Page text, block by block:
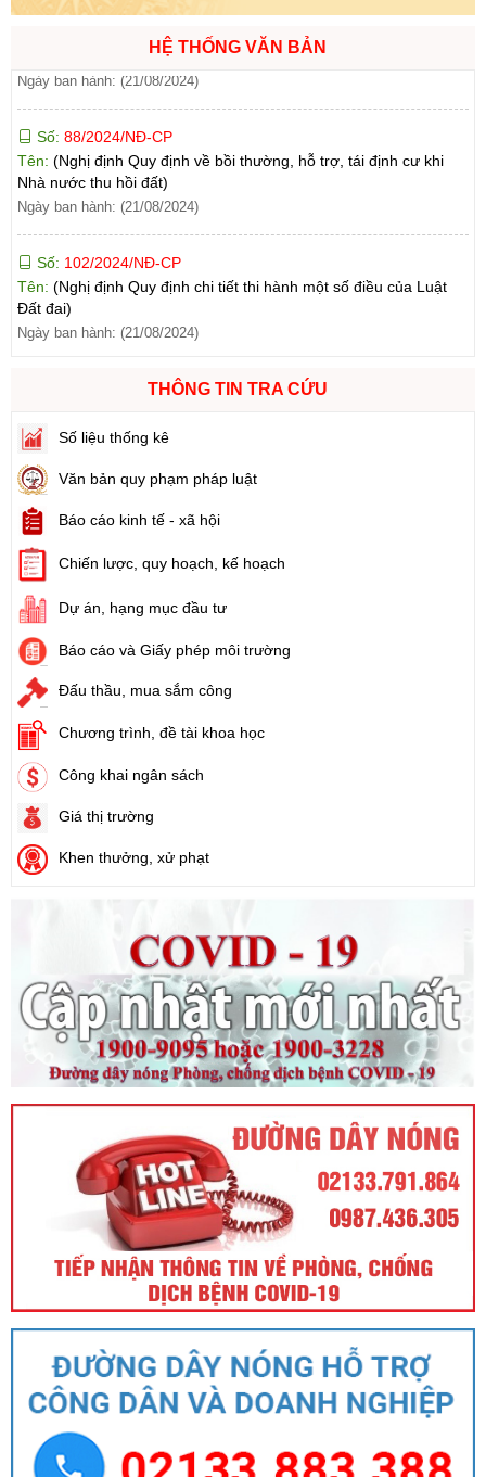
HỆ THỐNG VĂN BẢN
Ngày ban hành: (21/08/2024)
Tên: (Nghị định Quy định về bồi thường, hỗ trợ, tái định cư khi
Nhà nước thu hồi đất)
Ngày ban hành: (21/08/2024)
Số:102/2024/NĐ-CP
Tên: (Nghị định Quy định chi tiết thi hành một số điều của Luật
Đất đai)
Ngày ban hành: (21/08/2024)
Số:103/2024/NĐ-CP
Tên: (Nghị định Quy định về tiền sử dụng đất, tiền thuê đất)
Tên:
(Kế hoạch triển khai thi hành Luật Đất đai năm 2024)
Ngày ban hành: (21/08/2024)
Số:71/2024/NĐ-CP
Tên:
Ngày ban hành: (21/08/2024)
Số:
Tên:
(Luật Đất đai)
Ngày ban hành: (21/08/2024)
Số:88/2024/NĐ-CP
Tên:
Nhà nước thu hồi đất)
Ngày ban hành: (21/08/2024)
THÔNG TIN TRA CỨU
Số liệu thống kê
Văn bản quy phạm pháp luật
Báo cáo kinh tế - xã hội
Chiến lược, quy hoạch, kế hoạch
Dự án, hạng mục đầu tư
Báo cáo và Giấy phép môi trường
Đấu thầu, mua sắm công
Chương trình, đề tài khoa học
Công khai ngân sách
Giá thị trường
Khen thưởng, xử phạt